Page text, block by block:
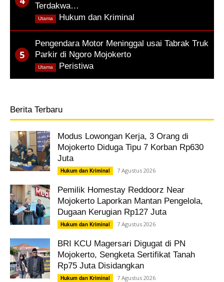
Terdakwa…
Hukum dan Kriminal
Utama
Pengendara Motor Meninggal usai Tabrak Truk
Parkir di Ngoro Mojokerto
Peristiwa
Utama
Berita Terbaru
Modus Lowongan Kerja, 3 Orang di
Mojokerto Diduga Tipu 7 Korban Rp630
Juta
Hukum dan Kriminal 7 Agustus 2026
Pemilik Homestay Reddoorz Near
Mojokerto Laporkan Mantan Pengelola,
Dugaan Kerugian Rp127 Juta
Hukum dan Kriminal 7 Agustus 2026
BRI KCU Magersari Digugat di PN
Mojokerto, Sengketa Sertifikat Tanah
Rp75 Juta Disidangkan
Hukum dan Kriminal 7 Agustus 2026